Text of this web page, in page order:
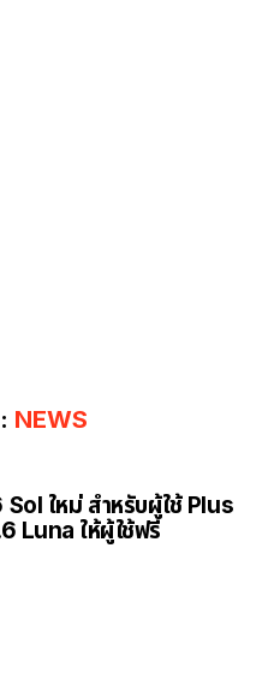
NEWS
ใหม่ สำหรับผู้ใช้ Plus
Luna ให้ผู้ใช้ฟรี